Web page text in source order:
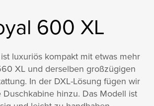
600 XL
luxuriös kompakt mit etwas mehr
XL und derselben großzügigen
In der DXL-Lösung fügen wir
Duschkabine hinzu. Das Modell ist